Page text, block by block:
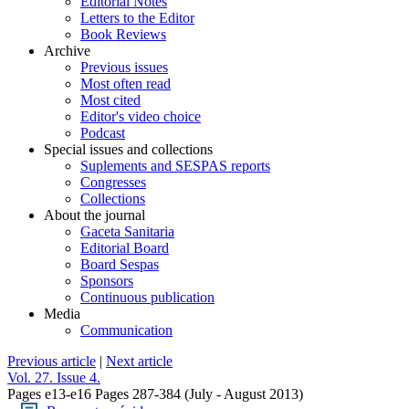
Letters to the Editor
Book Reviews
Archive
Previous issues
Most often read
Most cited
Editor's video choice
Podcast
Special issues and collections
Suplements and SESPAS reports
Congresses
Collections
About the journal
Gaceta Sanitaria
Editorial Board
Board Sespas
Sponsors
Continuous publication
Media
Communication
Previous article | Next article
Vol. 27. Issue 4.
Pages e13-e16 Pages 287-384 (July - August 2013)